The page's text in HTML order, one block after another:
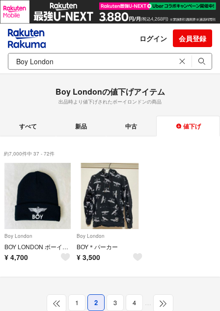
ログイン 会員登録
Boy Londonの値下げアイテム
出品時より値下げされたボーイロンドンの商品
すべて 新品 中古 値下げ
約7,000件中 37 - 72件
Boy London
BOY LONDON ボーイロンドン ビーニー ニット帽 ブラック
¥ 4,700
Boy London
BOY＊パーカー
¥ 3,500
1 2 3 4 …